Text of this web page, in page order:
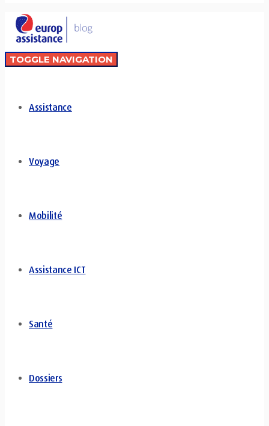
TOGGLE NAVIGATION
Assistance
Voyage
Mobilité
Assistance ICT
Santé
Dossiers